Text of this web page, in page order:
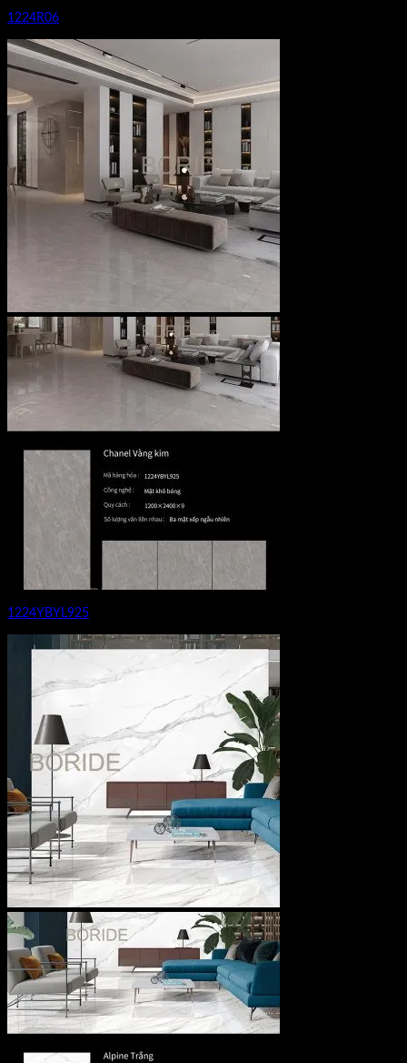
1224R06
1224YBYL925